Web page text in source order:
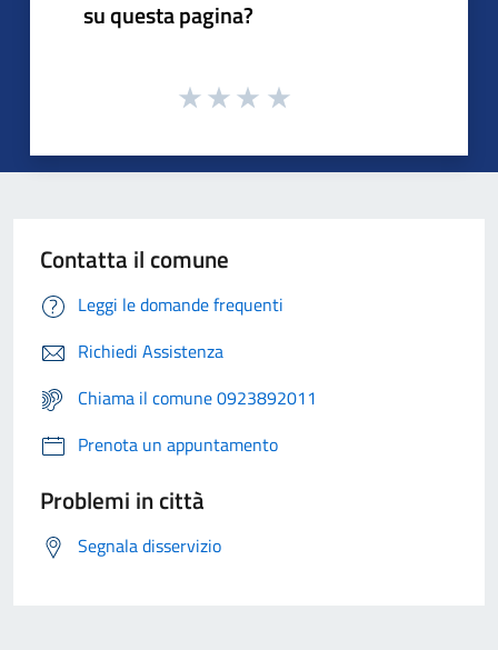
su questa pagina?
Contatta il comune
Leggi le domande frequenti
Richiedi Assistenza
Chiama il comune 0923892011
Prenota un appuntamento
Problemi in città
Segnala disservizio